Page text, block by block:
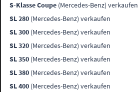
S-Klasse Coupe (Mercedes-Benz) verkaufen
SL 280 (Mercedes-Benz) verkaufen
SL 300 (Mercedes-Benz) verkaufen
SL 320 (Mercedes-Benz) verkaufen
SL 350 (Mercedes-Benz) verkaufen
SL 380 (Mercedes-Benz) verkaufen
SL 400 (Mercedes-Benz) verkaufen